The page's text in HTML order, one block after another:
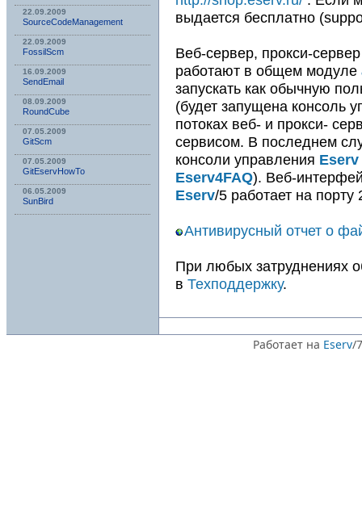
22.09.2009
SourceCodeManagement
22.09.2009
FossilScm
16.09.2009
SendEmail
08.09.2009
RoundCube
07.05.2009
GitScm
07.05.2009
GitEservHowTo
06.05.2009
SunBird
выдается бесплатно
Веб-сервер, прокси-
работают в общем модуле
запускать как обычную
(будет запущена консоль
потоках веб- и прокси-
сервисом. В последнем
консоли управления Eserv
Eserv4FAQ). Веб-
Eserv/5 работает на порту
Антивирусный отчет о
При любых затруднениях
в Техподдержку.
Работает на Eserv/